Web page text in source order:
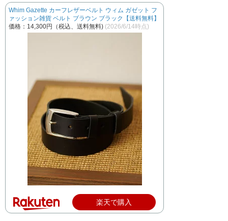
Whim Gazette カーフレザーベルト ウィム ガゼット フ
ァッション雑貨 ベルト ブラウン ブラック【送料無料】
価格：14,300円（税込、送料無料) (2026/6/14時点)
楽天で購入